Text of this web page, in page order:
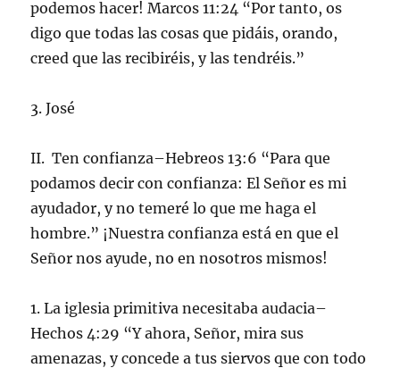
podemos hacer! Marcos 11:24 “Por tanto, os
digo que todas las cosas que pidáis, orando,
creed que las recibiréis, y las tendréis.”
3. José
II. Ten confianza–Hebreos 13:6 “Para que
podamos decir con confianza: El Señor es mi
ayudador, y no temeré lo que me haga el
hombre.” ¡Nuestra confianza está en que el
Señor nos ayude, no en nosotros mismos!
1. La iglesia primitiva necesitaba audacia–
Hechos 4:29 “Y ahora, Señor, mira sus
amenazas, y concede a tus siervos que con todo